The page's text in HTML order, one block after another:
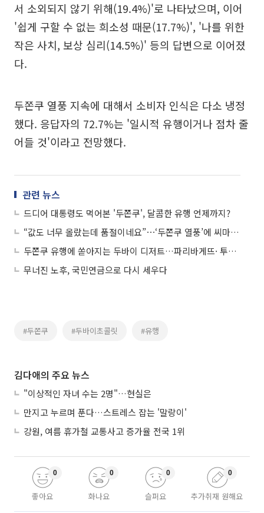
서 소외되지 않기 위해(19.4%)'로 나타났으며, 이어
'쉽게 구할 수 없는 희소성 때문(17.7%)', '나를 위한
작은 사치, 보상 심리(14.5%)' 등의 답변으로 이어졌
다.
두쫀쿠 열풍 지속에 대해서 소비자 인식은 다소 냉정
했다. 응답자의 72.7%는 '일시적 유행이거나 점차 줄
어들 것'이라고 전망했다.
관련 뉴스
드디어 대통령도 먹어본 '두쫀쿠', 달콤한 유행 언제까지?
“값도 너무 올랐는데 품절이네요”⋯‘두쫀쿠 열풍’에 씨마른 카다이프·마시멜로
두쫀쿠 유행에 쏟아지는 두바이 디저트…파리바게뜨· 투썸도 가세
무너진 노후, 국민연금으로 다시 세우다
#두쫀쿠 #두바이초콜릿 #유행
김다애의 주요 뉴스
"이상적인 자녀 수는 2명"…현실은
만지고 누르며 푼다…스트레스 잡는 '말랑이'
강원, 여름 휴가철 교통사고 증가율 전국 1위
좋아요
0
화나요
0
슬퍼요
0
추가취재 원해요
0